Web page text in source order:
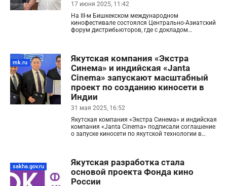
17 июня 2025, 11:42
На III-м Бишкекском международном
кинофестивале состоялся Центрально-Азиатский
форум дистрибьюторов, где с докладом
Казахстана, Узбекистана, Туркменистана, Ирана
и Турции обсудили вопросы развития
кинопроката.
mk.ru
Якутская компания «Экстра
Синема» и индийская «Janta
Cinema» запускают масштабный
проект по созданию киносети в
Индии
31 мая 2025, 16:52
Якутская компания «Экстра Синема» и индийская
компания «Janta Cinemа» подписали соглашение
о запуске киносети по якутской технологии в
sakha.gov.ru
Якутская разработка стала
основой проекта Фонда кино
России